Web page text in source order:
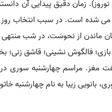
زمان دقیق پیدایی آن
شده است. در سبب انتخاب
امان ماندن از نحوسَت، در شب
فالگوش نشینی؛ قاشق
مراسم چهارشنبه سوری در
بانویی زیبا به نام چهارشنبه